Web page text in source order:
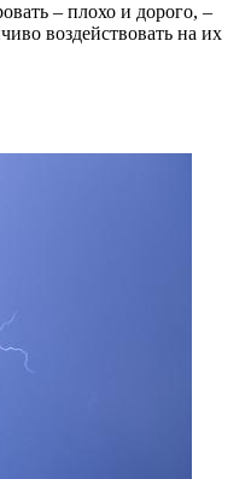
– плохо и дорого, –
воздействовать на их